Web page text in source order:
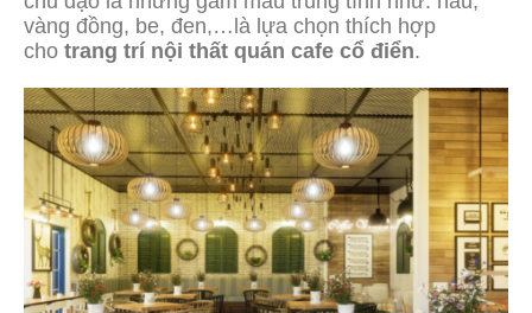
vàng đồng, be, đen,…là lựa chọn thích hợp
cho trang trí nội thất quán cafe cổ điển.